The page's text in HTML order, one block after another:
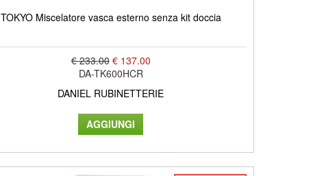
TOKYO Miscelatore vasca esterno senza kit doccia
€ 233.00 € 137.00
DA-TK600HCR
DANIEL RUBINETTERIE